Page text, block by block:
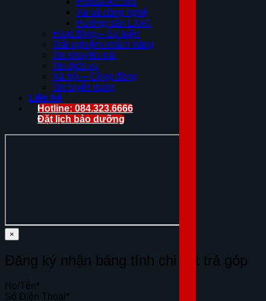
Xe và công nghệ
Hướng dẫn LXAT
Hoạt động – Sự kiện
Trải nghiệm khách hàng
Tin khuyến mãi
Tin dịch vụ
Xã hội – Cộng đồng
Tin tuyển dụng
Liên hệ
Hotline: 084.323.6666
Đặt lịch bảo dưỡng
×
Đăng ký nhận bảng tính chi tiết trả góp
Họ/Tên*
Số Điện Thoại*